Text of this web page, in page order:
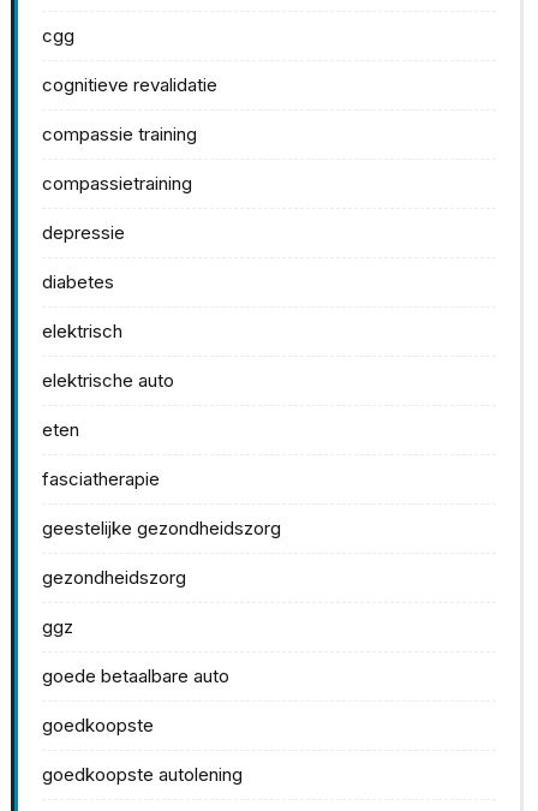
cgg
cognitieve revalidatie
compassie training
compassietraining
depressie
diabetes
elektrisch
elektrische auto
eten
fasciatherapie
geestelijke gezondheidszorg
gezondheidszorg
ggz
goede betaalbare auto
goedkoopste
goedkoopste autolening